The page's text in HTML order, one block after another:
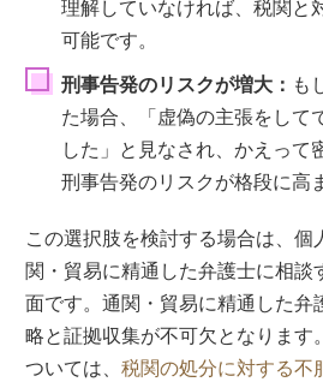
理解していなければ、税関と
可能です。
刑事告発のリスクが増大： も
た場合、「虚偽の主張をして
した」と見なされ、かえって
刑事告発のリスクが格段に高
この選択肢を検討する場合は、個
関・貿易に精通した弁護士に相談
面です。通関・貿易に精通した弁
略と証拠収集が不可欠となります
ついては、税関の処分に対する不